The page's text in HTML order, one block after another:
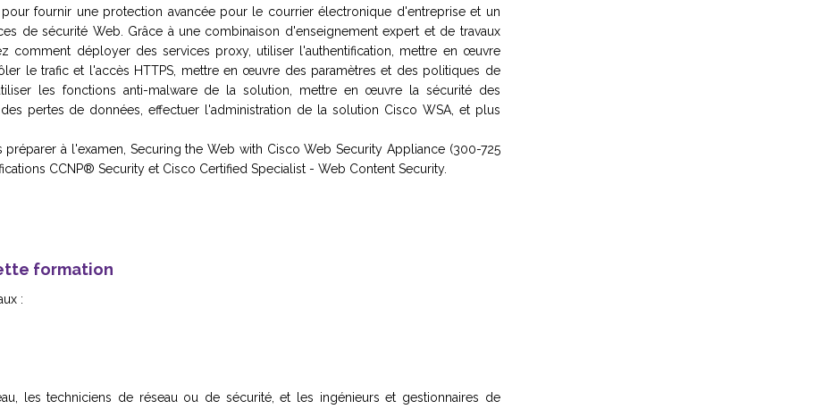
fournir une protection avancée pour le courrier électronique d'entreprise et un
de sécurité Web. Grâce à une combinaison d'enseignement expert et de travaux
comment déployer des services proxy, utiliser l'authentification, mettre en œuvre
le trafic et l'accès HTTPS, mettre en œuvre des paramètres et des politiques de
les fonctions anti-malware de la solution, mettre en œuvre la sécurité des
pertes de données, effectuer l'administration de la solution Cisco WSA, et plus
préparer à l'examen, Securing the Web with Cisco Web Security Appliance (300-725
CCNP® Security et Cisco Certified Specialist - Web Content Security.
formation
:
les techniciens de réseau ou de sécurité, et les ingénieurs et gestionnaires de